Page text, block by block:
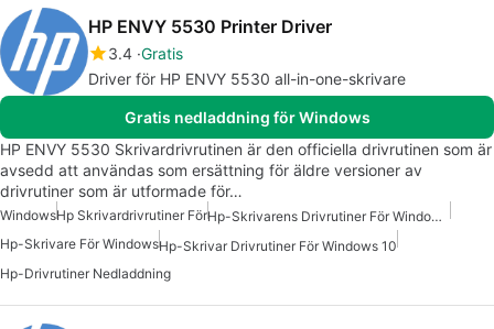
HP ENVY 5530 Printer Driver
3.4 Gratis
Driver för HP ENVY 5530 all-in-one-skrivare
Gratis nedladdning för Windows
HP ENVY 5530 Skrivardrivrutinen är den officiella drivrutinen som är
avsedd att användas som ersättning för äldre versioner av
drivrutiner som är utformade för…
WindowsHp Skrivardrivrutiner För
Hp-Skrivarens Drivrutiner För Windows 7
Hp-Skrivare För WindowsHp-Skrivar Drivrutiner För Windows 10
Hp-Drivrutiner Nedladdning